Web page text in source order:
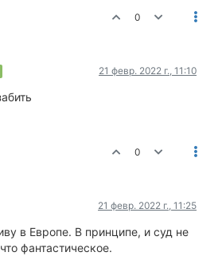
0
21 февр. 2022 г., 11:10
0
21 февр. 2022 г., 11:25
в Европе. В принципе, и суд не
фантастическое.